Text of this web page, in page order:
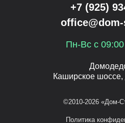
+7 (925)
Пн-Вс с
Каширское
©2010-2026 «Дом-
Политика